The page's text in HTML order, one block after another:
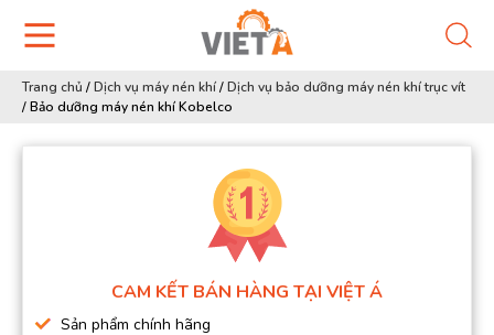
Trang chủ /Dịch vụ máy nén khí/Dịch vụ bảo dưỡng máy nén khí trục vít
/Bảo dưỡng máy nén khí Kobelco
CAM KẾT BÁN HÀNG TẠI VIỆT Á
Sản phẩm chính hãng